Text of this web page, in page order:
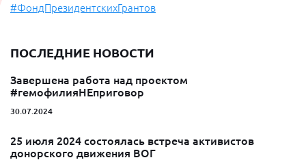
#ФондПрезидентскихГрантов
ПОСЛЕДНИЕ НОВОСТИ
Завершена работа над проектом
#гемофилияНЕприговор
30.07.2024
25 июля 2024 состоялась встреча активистов
донорского движения ВОГ